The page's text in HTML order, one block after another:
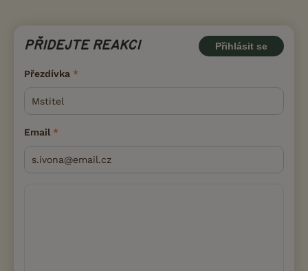
PŘIDEJTE REAKCI Přihlásit se
Přezdívka
Email